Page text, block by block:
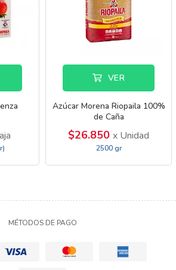
VER
Azúcar Morena Riopaila 100%
de Caña
$26.850 x Unidad
2500 gr
MÉTODOS DE PAGO